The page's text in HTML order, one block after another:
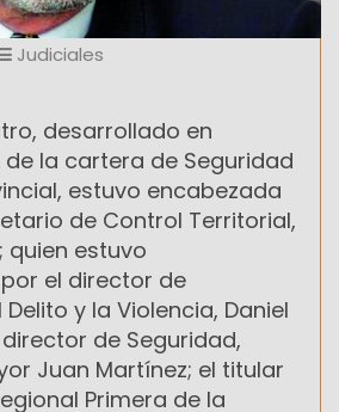
Judiciales
desarrollado en
la cartera de Seguridad
estuvo encabezada
de Control Territorial,
quien estuvo
el director de
y la Violencia, Daniel
de Seguridad,
Juan Martínez; el titular
Primera de la